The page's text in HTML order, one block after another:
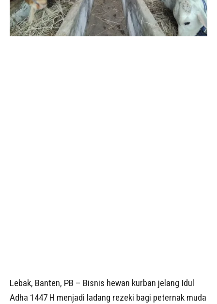
Lebak, Banten, PB – Bisnis hewan kurban jelang Idul
Adha 1447 H menjadi ladang rezeki bagi peternak muda